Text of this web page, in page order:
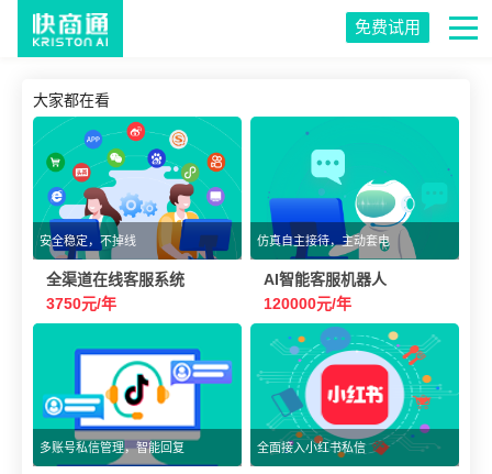
免费试用
大家都在看
安全稳定，不掉线
全渠道在线客服系统
3750元/年
仿真自主接待，主动套电
AI智能客服机器人
120000元/年
多账号私信管理，智能回复 全面接入小红书私信